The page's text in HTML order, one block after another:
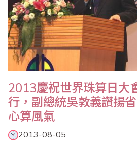
2013慶祝世界珠算日大
行，副總統吳敦義讚揚
心算風氣
2013-08-05